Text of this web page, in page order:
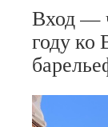
Вход —
году ко